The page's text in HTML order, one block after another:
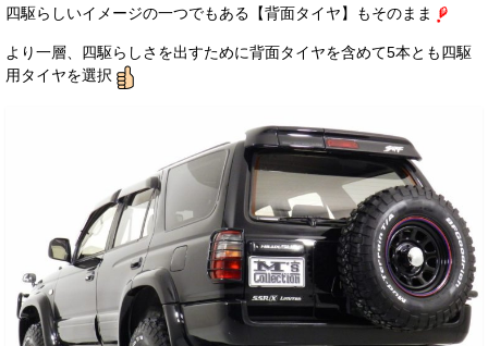
四駆らしいイメージの一つでもある【背面タイヤ】もそのまま
より一層、四駆らしさを出すために背面タイヤを含めて5本とも四駆
用タイヤを選択